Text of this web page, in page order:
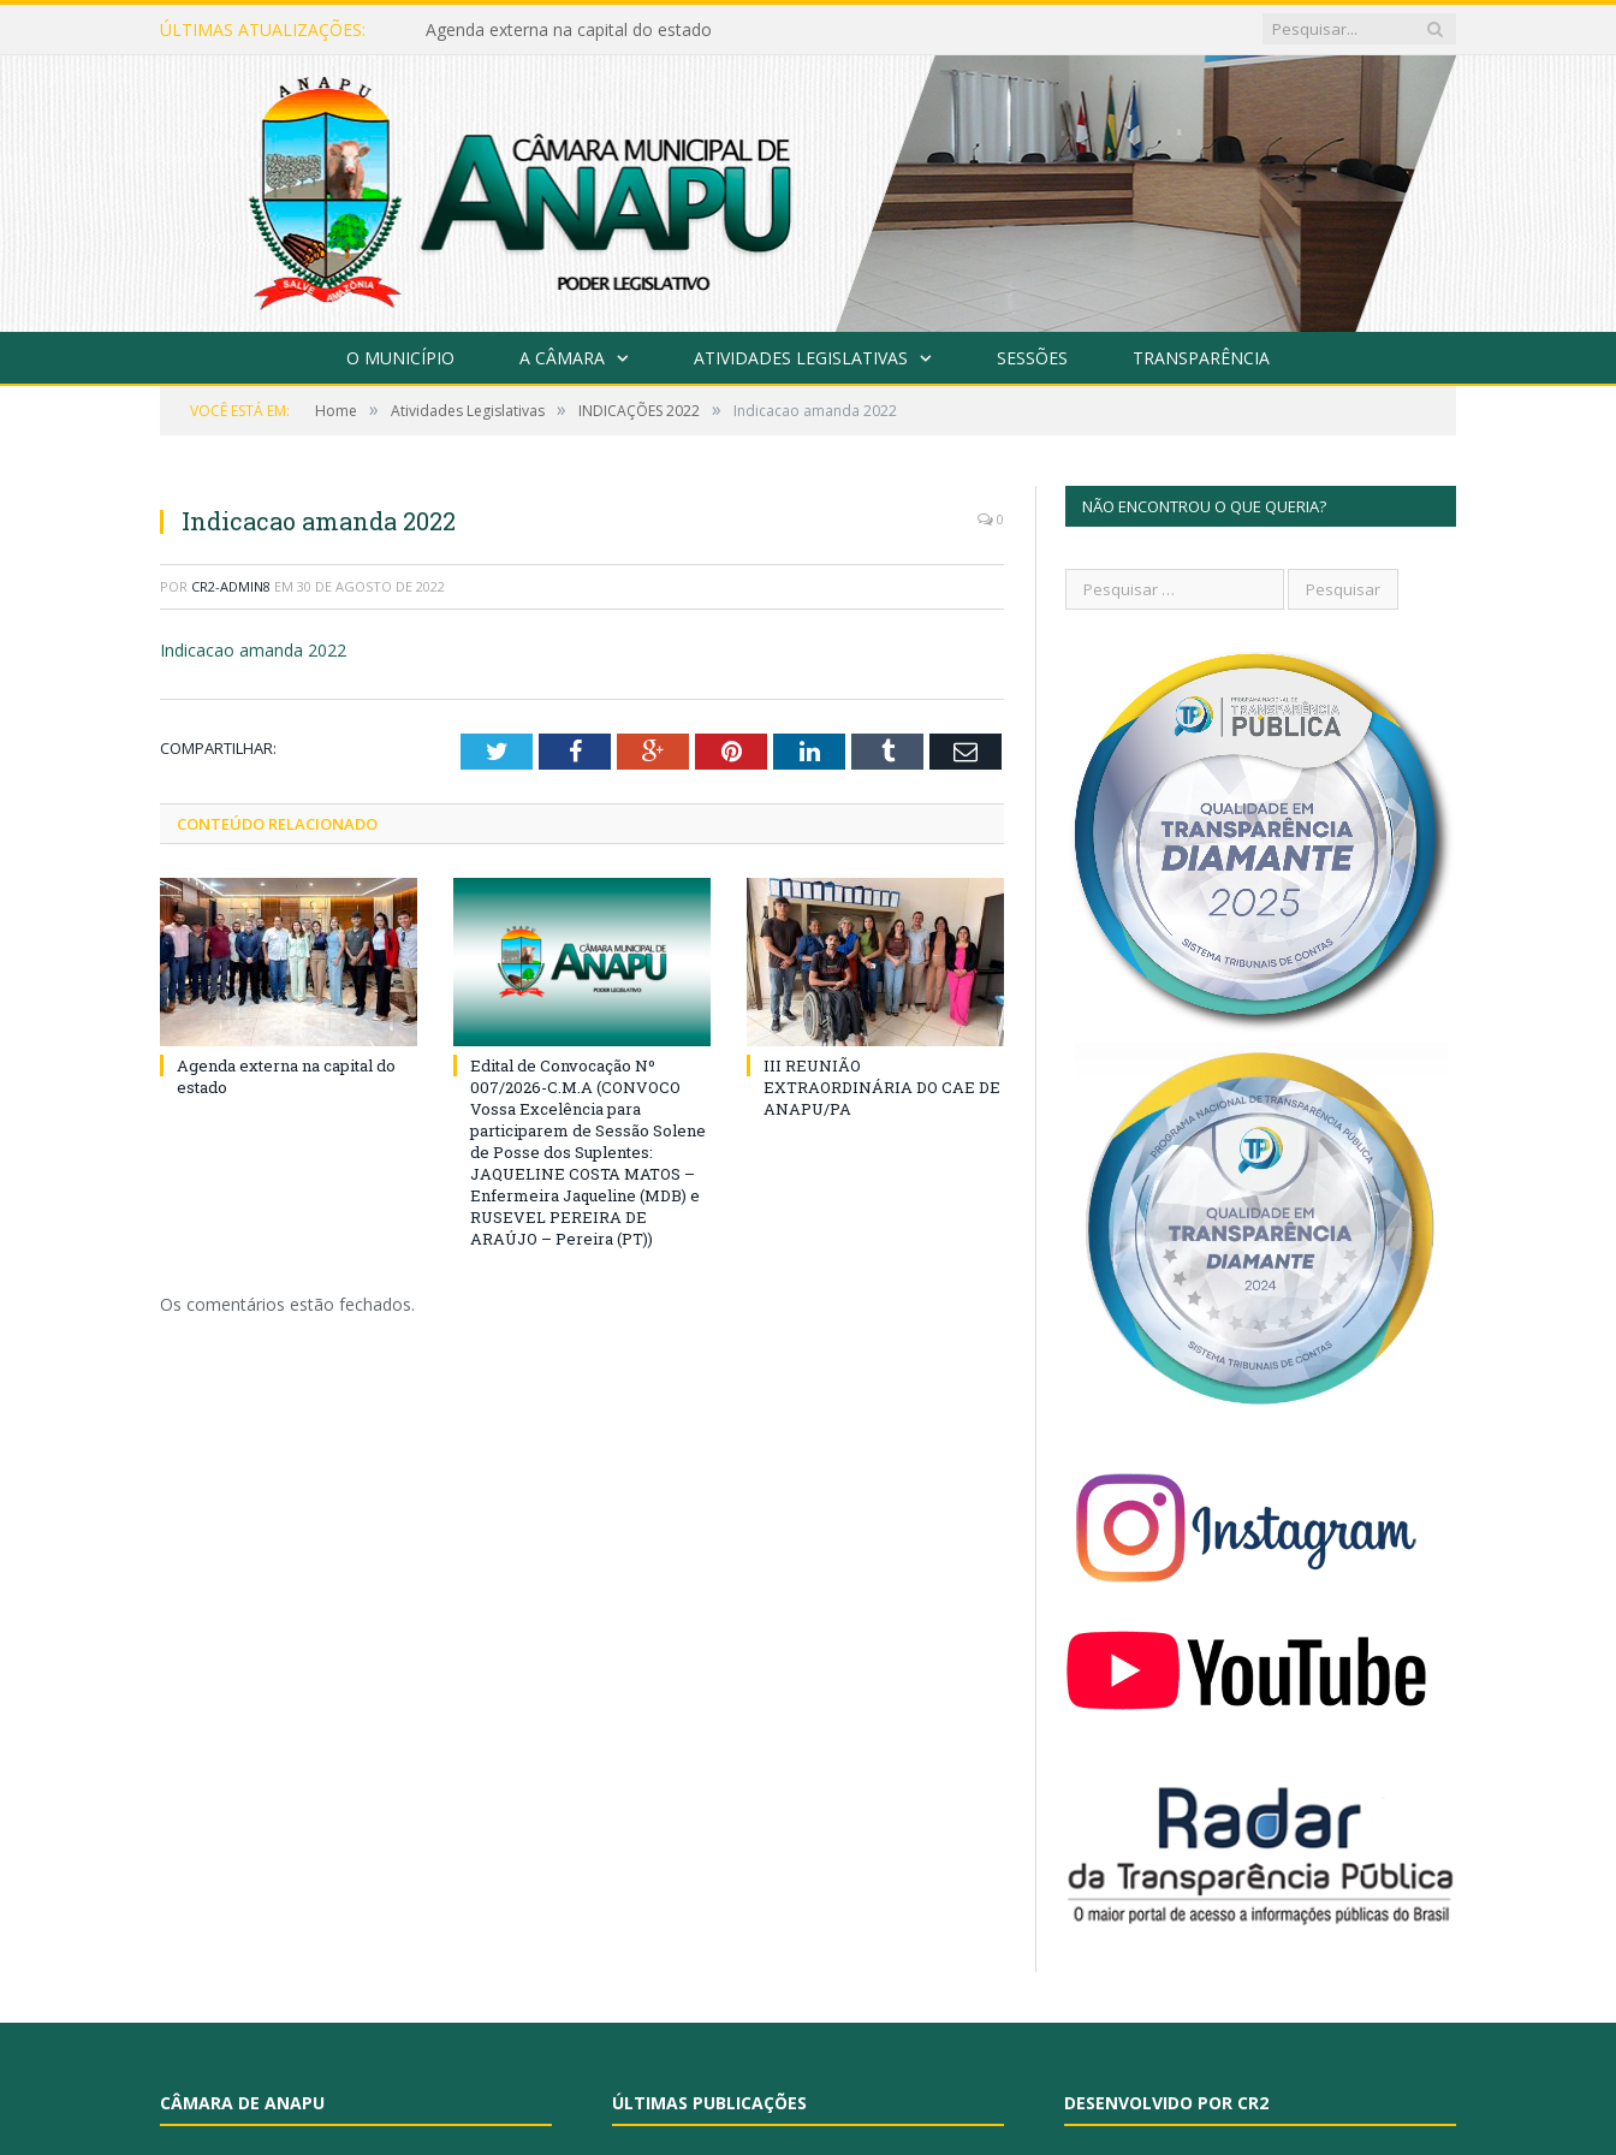
ÚLTIMAS ATUALIZAÇÕES: Agenda externa na capital do estado
O MUNICÍPIO A CÂMARA ATIVIDADES LEGISLATIVAS SESSÕES TRANSPARÊNCIA
VOCÊ ESTÁ EM: Home » Atividades Legislativas » INDICAÇÕES 2022 » Indicacao amanda 2022
Indicacao amanda 2022 0
POR CR2-ADMIN8 EM 30 DE AGOSTO DE 2022
Indicacao amanda 2022
COMPARTILHAR: TwitterFacebookGoogle+PinterestLinkedInTumblr Email
CONTEÚDO RELACIONADO
Agenda externa na capital do
estado
Edital de Convocação Nº
007/2026-C.M.A (CONVOCO
Vossa Excelência para
participarem de Sessão Solene
de Posse dos Suplentes:
JAQUELINE COSTA MATOS –
Enfermeira Jaqueline (MDB) e
RUSEVEL PEREIRA DE
ARAÚJO – Pereira (PT))
III REUNIÃO
EXTRAORDINÁRIA DO CAE DE
ANAPU/PA
Os comentários estão fechados.
NÃO ENCONTROU O QUE QUERIA?
CÂMARA DE ANAPU ÚLTIMAS PUBLICAÇÕES DESENVOLVIDO POR CR2